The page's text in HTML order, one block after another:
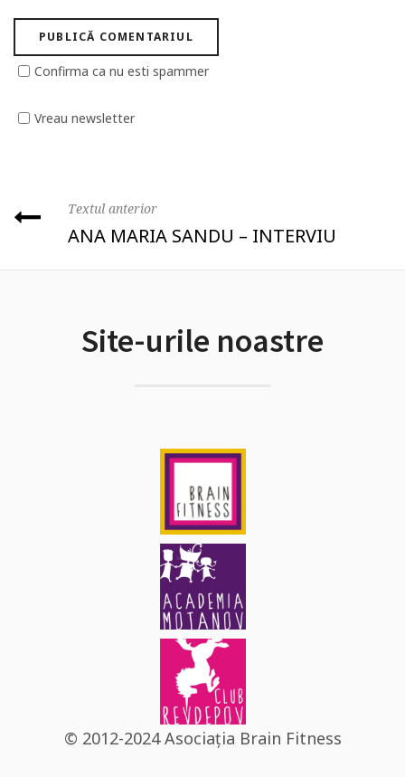
Confirma ca nu esti spammer
Vreau newsletter
Textul anterior
ANA MARIA SANDU – INTERVIU
Site-urile noastre
© 2012-2024 Asociația Brain Fitness